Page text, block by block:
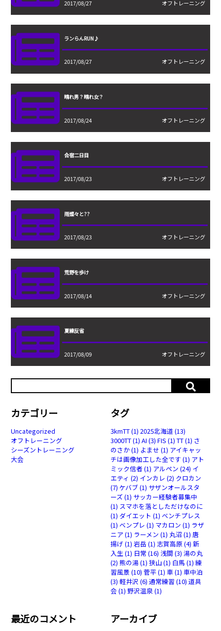
2017/08/27 オフトレーニング
ランらんRUN♪
2017/08/27 オフトレーニング
晴れ男？晴れ女？
2017/08/24 オフトレーニング
合宿二日目
2017/08/23 オフトレーニング
雨燦々と??
2017/08/23 オフトレーニング
荒野を歩け
2017/08/14 オフトレーニング
夏練反省
2017/08/09 オフトレーニング
カテゴリー
Uncategorized
オフトレーニング
シーズントレーニング
大会
タグ
3kmTT(1) 2025北海道 (13)
3000TT(1) AI (3) FIS (1) TT(1) さ
のさか(1) よませ (1) アイキャッ
チは画像加工した全です (1) アト
ミック信者 (1) アルペン (24) イ
エティ (2) インカレ (2) クロカン
(7) ケバブ(1) サザンオールスタ
ーズ (1) サッカー経験者募集中
(1) スマホを落としただけなのに
(1) ダイエット (1) ベンチプレス
(1) ベンプレ (1) マカロン (1) ラザ
ニア (1) ラーメン (1) 丸沼 (1) 唐
揚げ (1) 岩岳 (1) 志賀高原(4) 新
入生(1) 日常 (16) 浅間 (3) 湯の丸
(2) 熊の湯(1) 狭山(1) 白馬 (1) 練
習風景(10) 菅平(1) 車(1) 車中泊
(3) 軽井沢 (6) 通常練習 (10) 道具
会 (1) 野沢温泉(1)
最近のコメント アーカイブ